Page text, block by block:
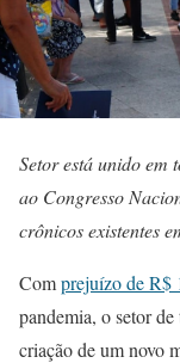
Setor está unido em
ao Congresso
crônicos existentes
Comprejuízo de R$
pandemia, o setor
criação de um novo